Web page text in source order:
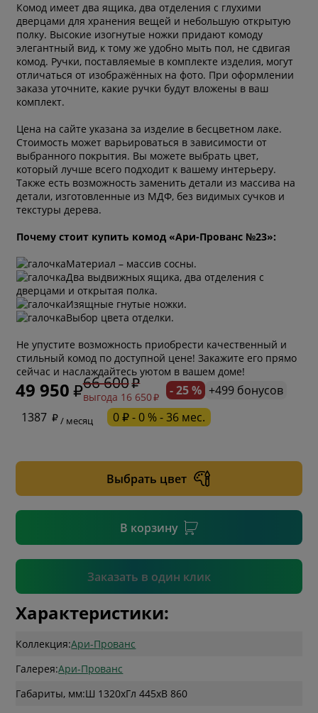
Комод имеет два ящика, два отделения с глухими
дверцами для хранения вещей и небольшую открытую
полку. Высокие изогнутые ножки придают комоду
элегантный вид, к тому же удобно мыть пол, не сдвигая
комод. Ручки, поставляемые в комплекте изделия, могут
отличаться от изображённых на фото. При оформлении
заказа уточните, какие ручки будут вложены в ваш
комплект.
Цена на сайте указана за изделие в бесцветном лаке.
Стоимость может варьироваться в зависимости от
выбранного покрытия. Вы можете выбрать цвет,
который лучше всего подходит к вашему интерьеру.
Также есть возможность заменить детали из массива на
детали, изготовленные из МДФ, без видимых сучков и
текстуры дерева.
Почему стоит купить комод «Ари-Прованс №23»:
Материал – массив сосны.
Два выдвижных ящика, два отделения с
дверцами и открытая полка.
Изящные гнутые ножки.
Выбор цвета отделки.
Не упустите возможность приобрести качественный и
стильный комод по доступной цене! Закажите его прямо
сейчас и наслаждайтесь уютом в вашем доме!
49 950 66 600
выгода 16 650 - 25 % +499 бонусов
1387
/ месяц 0 ₽ - 0 % - 36 мес.
Выбрать цвет
В корзину
Заказать в один клик
* обязательное поле
Подтвердить
Характеристики:
Коллекция:Ари-Прованс
Галерея:Ари-Прованс
Габариты, мм:Ш 1320xГл 445xВ 860